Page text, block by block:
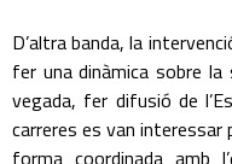
D’altra banda, la
fer una dinàmica sobre
vegada, fer difusió de
carreres es van interessar
forma coordinada amb